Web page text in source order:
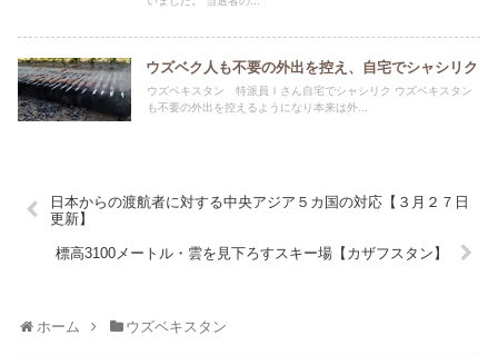
ウズベク人も不要の外出を控え、自宅でシャシリク
ウズベキスタン 特派員Ｉさん自宅でシャシリク ウズベキスタン
も不要の外出を控えるようになり本来は外...
日本からの渡航者に対する中央アジア５カ国の対応【３月２７日
更新】
標高3100メートル・雲を見下ろすスキー場【カザフスタン】
ホーム ウズベキスタン